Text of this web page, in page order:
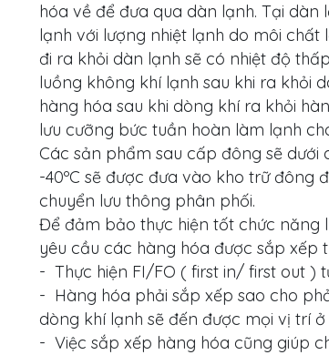
hóa về để đưa qua dàn lạnh. Tại
lạnh với lượng nhiệt lạnh do môi
đi ra khỏi dàn lạnh sẽ có nhiệt độ
luồng không khí lạnh sau khi ra khỏi
hàng hóa sau khi dòng khí ra khỏi
lưu cưỡng bức tuần hoàn làm lạnh
Các sản phẩm sau cấp đông sẽ
-40ºC sẽ được đưa vào kho trữ đông
chuyển lưu thông phân phối.
Để đảm bảo thực hiện tốt chức năng
yêu cầu các hàng hóa được sắp
- Thực hiện FI/FO ( first in/ first out )
- Hàng hóa phải sắp xếp sao cho
dòng khí lạnh sẽ đến được mọi vị trí
- Việc sắp xếp hàng hóa cũng giúp